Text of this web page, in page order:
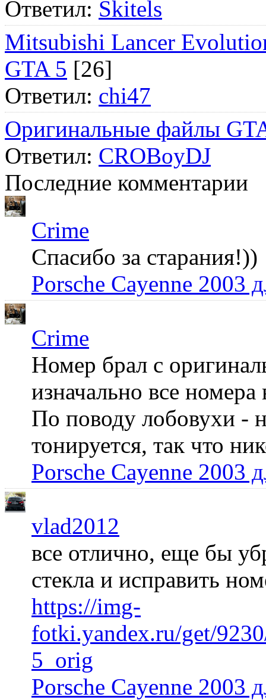
Ответил: Skitels
Mitsubishi Lancer
GTA 5 [26]
Ответил: chi47
Оригинальные файлы
Ответил: CROBoyDJ
Последние комментарии
Crime
Спасибо за старания!))
Porsche Cayenne 2003
Crime
Номер брал с
изначально все
По поводу лобовухи -
тонируется, так что
Porsche Cayenne 2003
vlad2012
все отлично, еще бы
стекла и исправить
https://img-
fotki.yandex.ru/get/
5_orig
Porsche Cayenne 2003